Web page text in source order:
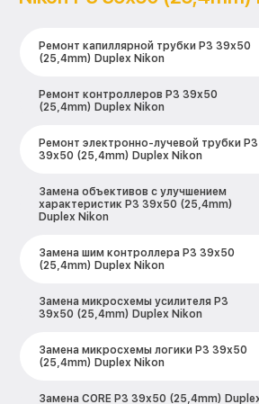
Ремонт капиллярной трубки P3 39x50
(25,4mm) Duplex Nikon
Ремонт контроллеров P3 39x50
(25,4mm) Duplex Nikon
Ремонт электронно-лучевой трубки P3
39x50 (25,4mm) Duplex Nikon
Замена объективов с улучшением
характеристик P3 39x50 (25,4mm)
Duplex Nikon
Замена шим контроллера P3 39x50
(25,4mm) Duplex Nikon
Замена микросхемы усилителя P3
39x50 (25,4mm) Duplex Nikon
Замена микросхемы логики P3 39x50
(25,4mm) Duplex Nikon
Замена CORE P3 39x50 (25,4mm)